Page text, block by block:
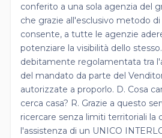
conferito a una sola agenzia del
che grazie all'esclusivo metodo
consente, a tutte le agenzie
potenziare la visibilità dello
debitamente regolamentata tra
del mandato da parte del
autorizzate a proporlo. D. Cosa
cerca casa? R. Grazie a questo
ricercare senza limiti territoriali la
l'assistenza di un UNICO